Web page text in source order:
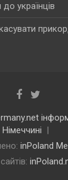
українців
Німеччині
inPoland